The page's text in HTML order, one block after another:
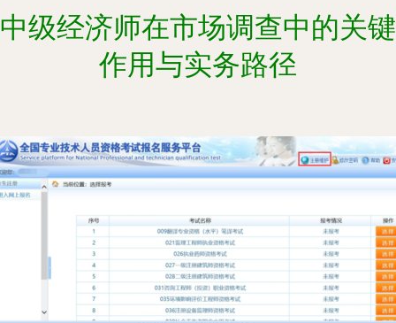
中级经济师在市场调查中的关键
作用与实务路径